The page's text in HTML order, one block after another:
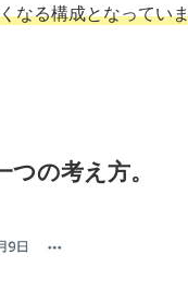
なる構成となってい
の考え方。